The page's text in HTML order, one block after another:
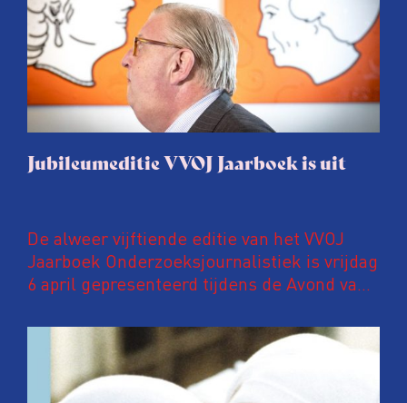
Jubileumeditie VVOJ Jaarboek is uit
De alweer vijftiende editie van het VVOJ
Jaarboek Onderzoeksjournalistiek is vrijdag
6 april gepresenteerd tijdens de Avond van
Zwijger in Amsterdam. In deze
jubileumuitgave een speciaal katern met
kleurenfoto’s waarop ANP-fotografen een
jaar onderzoeksjournalistiek in beeld